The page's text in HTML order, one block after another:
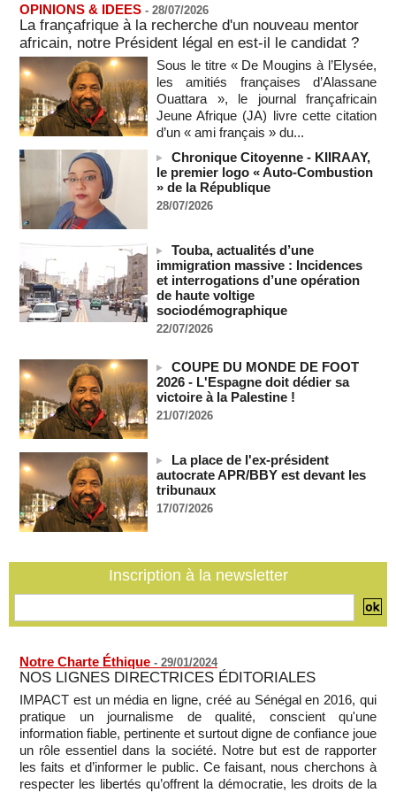
Le bilan des décès liés à la « migration massive » vers
Ceuta s'élève désormais à 14 personnes, selon une autorité
marocaine :
08/08/2026 -
Sénégal - Une revue de presse du 8 août 2026 (Par IA)
08/08/2026 -MOMO ALADJI
SENEGAL - Les Unes de la presse quotidienne du 8/9 août
2026
08/08/2026 - MOMO ALADJI
A Ceuta, les enfants migrants risquent d'être victimes de
maltraitance et d'exploitation, avertissent des ONG
07/08/2026 -
Les Bourses mondiales touchent des sommets après
l'emploi américain
07/08/2026 -
"Construction de la Grande Côte D'ivoire" : Le Président
Alassane Ouattara appelle à la contribution de toutes les forces
Polémique à l’Assemblée nationale : Yaël Braun-Pivet se dit
"dépassée" par les critiques concernant le nouveau pavillon
07/08/2026 -
Depuis le « cessez-le-feu » à Gaza, les forces israéliennes
ont tué 300 enfants palestiniens (UNICEF)
07/08/2026 -
Guinée-Bissau - Première visite de la médiation sénégalaise
après le sommet de la Cedeao
07/08/2026 -
mois après son départ du pouvoir
rupture diplomatique » entre les 2 pays
OPINIONS & IDEES - 28/07/2026
La françafrique à la recherche d'un nouveau mentor
africain, notre Président légal en est-il le candidat ?
Sous le titre « De Mougins à l’Elysée,
les amitiés françaises d’Alassane
Ouattara », le journal françafricain
Jeune Afrique (JA) livre cette citation
d’un « ami français » du...
Chronique Citoyenne - KIIRAAY,
le premier logo « Auto-Combustion
» de la République
28/07/2026
Touba, actualités d’une
immigration massive : Incidences
et interrogations d’une opération
de haute voltige
sociodémographique
22/07/2026
COUPE DU MONDE DE FOOT
2026 - L'Espagne doit dédier sa
victoire à la Palestine !
21/07/2026
La place de l'ex-président
autocrate APR/BBY est devant les
tribunaux
17/07/2026
Inscription à la newsletter
Notre Charte Éthique - 29/01/2024
NOS LIGNES DIRECTRICES ÉDITORIALES
IMPACT est un média en ligne, créé au Sénégal en 2016, qui
pratique un journalisme de qualité, conscient qu'une
information fiable, pertinente et surtout digne de confiance joue
un rôle essentiel dans la société. Notre but est de rapporter
les faits et d’informer le public. Ce faisant, nous cherchons à
respecter les libertés qu’offrent la démocratie, les droits de la